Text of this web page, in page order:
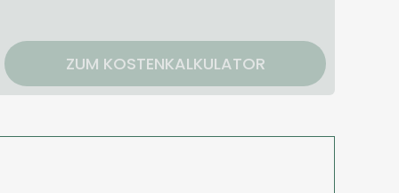
ZUM KOSTENKALKULATOR